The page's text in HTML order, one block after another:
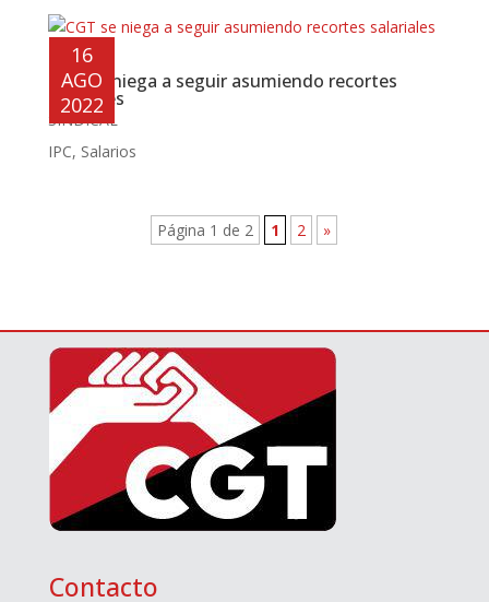
CGT se niega a seguir asumiendo recortes
salariales
16
AGO
2022
SINDICAL
IPC, Salarios
Página 1 de 2 1 2 »
Contacto